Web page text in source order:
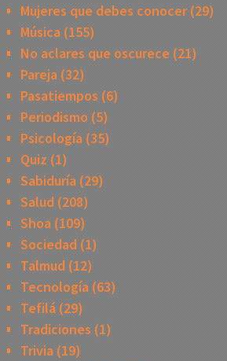
Mujeres que debes conocer(29)
Música(155)
No aclares que oscurece (21)
Pareja(32)
Pasatiempos (6)
Periodismo (5)
Psicología(35)
Quiz (1)
Sabiduría(29)
Salud (208)
Shoa(109)
Sociedad(1)
Talmud (12)
Tecnología(63)
Tefilá(29)
Tradiciones (1)
Trivia(19)